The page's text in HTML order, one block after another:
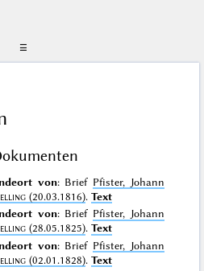
☰
von: Brief Pfister, Johann
(20.03.1816).Text
von: Brief Pfister, Johann
(28.05.1825).Text
von: Brief Pfister, Johann
(02.01.1828).Text